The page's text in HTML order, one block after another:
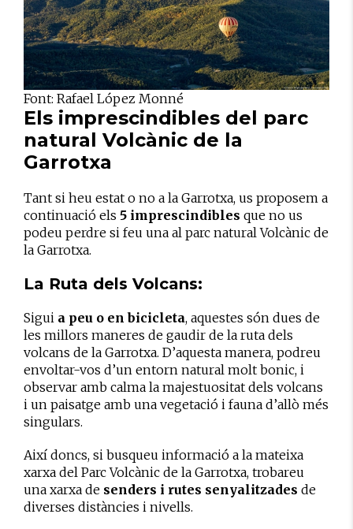
Font: Rafael López Monné
Els imprescindibles del parc
natural Volcànic de la
Garrotxa
Tant si heu estat o no a la Garrotxa, us proposem a
continuació els 5 imprescindibles que no us
podeu perdre si feu una al parc natural Volcànic de
la Garrotxa.
La Ruta dels Volcans:
Sigui a peu o en bicicleta, aquestes són dues de
les millors maneres de gaudir de la ruta dels
volcans de la Garrotxa. D’aquesta manera, podreu
envoltar-vos d’un entorn natural molt bonic, i
observar amb calma la majestuositat dels volcans
i un paisatge amb una vegetació i fauna d’allò més
singulars.
Així doncs, si busqueu informació a la mateixa
xarxa del Parc Volcànic de la Garrotxa, trobareu
una xarxa de senders i rutes senyalitzades de
diverses distàncies i nivells.